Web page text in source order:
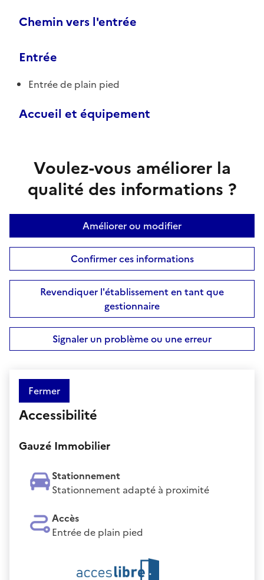
Chemin vers l'entrée
Entrée
Entrée de plain pied
Accueil et équipement
Voulez-vous améliorer la
qualité des informations ?
Améliorer ou modifier
Confirmer ces informations
Revendiquer l'établissement en tant que
gestionnaire
Signaler un problème ou une erreur
Fermer
Accessibilité
Gauzé Immobilier
Stationnement
Stationnement adapté à proximité
Accès
Entrée de plain pied